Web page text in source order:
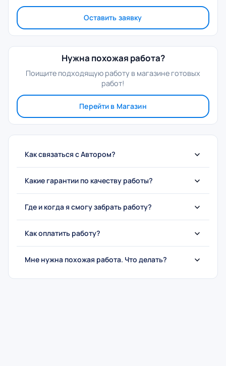
Оставить заявку
Нужна похожая работа?
Поищите подходящую работу в магазине готовых
работ!
Перейти в Магазин
Как связаться с Автором?
Какие гарантии по качеству работы?
Где и когда я смогу забрать работу?
Как оплатить работу?
Мне нужна похожая работа. Что делать?